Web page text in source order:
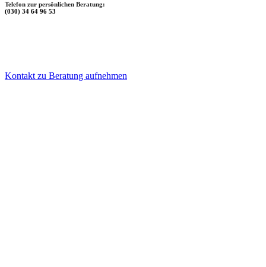
Telefon zur persönlichen Beratung:
(030) 34 64 96 53
Kontakt zu Beratung aufnehmen